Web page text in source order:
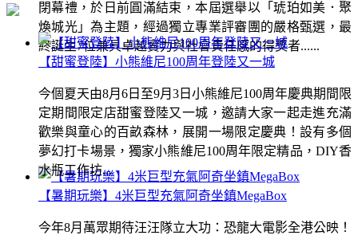
閉幕禮，於日前圓滿結束，本屆選舉以「琥珀如美．聚
煥城光」為主題，經過獨立專業評審團的嚴格甄選，最
終誕生7位兼具卓越實力與社會責任感的得獎者......
【暑期玩樂】4米巨型充氣阿奇坐鎮MegaBox
今年8月萬眾期待汪汪隊立大功：恐龍大電影全港公映！
【甜蜜登陸】小熊維尼100周年登陸又一城
今個夏天由8月6日至9月3日小熊維尼100周年慶典期間限
定期間限定店甜蜜登陸又一城，邀請大家一起走進充滿
歡樂與童心的百畝森林，展開一場限定慶典！設有多個
夢幻打卡場景，獨家小熊維尼100周年限定精品，DIY香
水瓶工作坊...